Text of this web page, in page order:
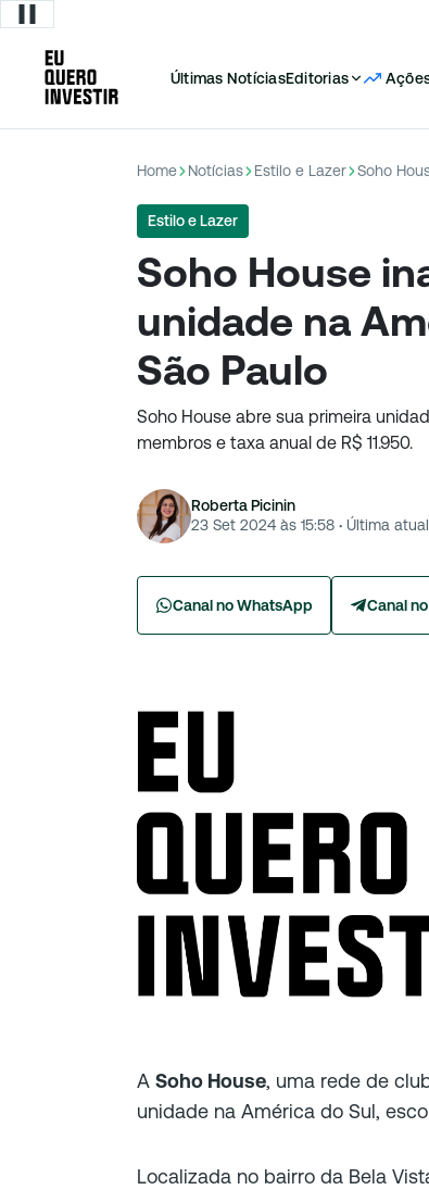
Últimas NotíciasEditorias
Home Notícias Estilo e Lazer
Estilo e Lazer
Soho House
unidade na
São Paulo
Soho House abre sua primeira
membros e taxa anual de R$ 11.950.
Roberta Picinin
23 Set 2024 às 15:58 · Última
Canal no WhatsApp Canal
A Soho House, uma rede de
unidade na América do Sul,
Localizada no bairro da Bela